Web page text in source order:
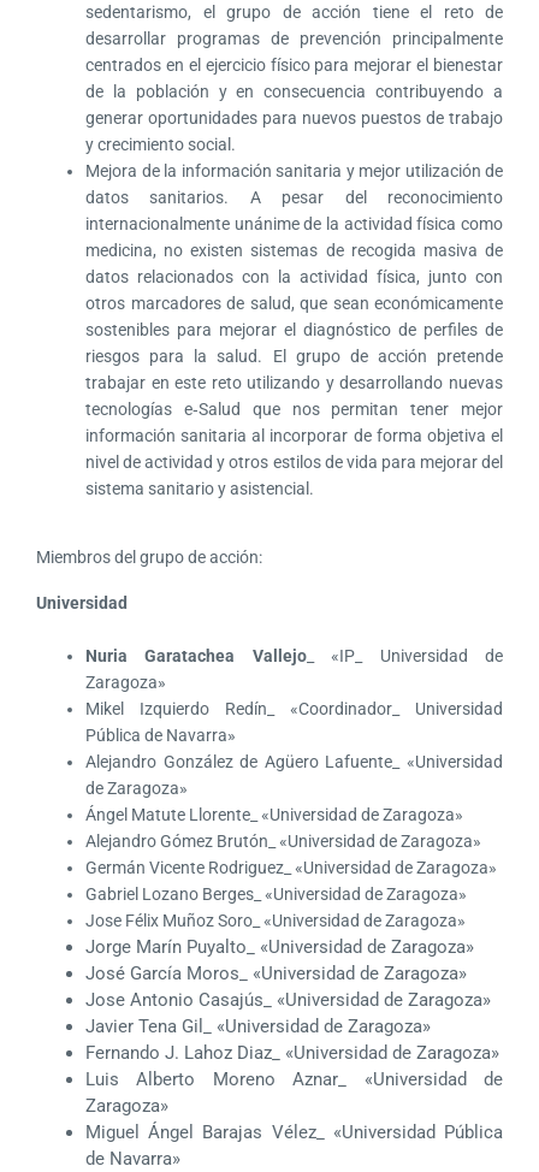
sedentarismo, el grupo de acción tiene el reto de
desarrollar programas de prevención principalmente
centrados en el ejercicio físico para mejorar el bienestar
de la población y en consecuencia contribuyendo a
generar oportunidades para nuevos puestos de trabajo
y crecimiento social.
Mejora de la información sanitaria y mejor utilización de
datos sanitarios. A pesar del reconocimiento
internacionalmente unánime de la actividad física como
medicina, no existen sistemas de recogida masiva de
datos relacionados con la actividad física, junto con
otros marcadores de salud, que sean económicamente
sostenibles para mejorar el diagnóstico de perfiles de
riesgos para la salud. El grupo de acción pretende
trabajar en este reto utilizando y desarrollando nuevas
tecnologías e‐Salud que nos permitan tener mejor
información sanitaria al incorporar de forma objetiva el
nivel de actividad y otros estilos de vida para mejorar del
sistema sanitario y asistencial.
Miembros del grupo de acción:
Universidad
Nuria Garatachea Vallejo_ «IP_ Universidad de
Zaragoza»
Mikel Izquierdo Redín_ «Coordinador_ Universidad
Pública de Navarra»
Alejandro González de Agüero Lafuente_ «Universidad
de Zaragoza»
Ángel Matute Llorente_ «Universidad de Zaragoza»
Alejandro Gómez Brutón_ «Universidad de Zaragoza»
Germán Vicente Rodriguez_ «Universidad de Zaragoza»
Gabriel Lozano Berges_ «Universidad de Zaragoza»
Jose Félix Muñoz Soro_ «Universidad de Zaragoza»
Jorge Marín Puyalto_ «Universidad de Zaragoza»
José García Moros_ «Universidad de Zaragoza»
Jose Antonio Casajús_ «Universidad de Zaragoza»
Javier Tena Gil_ «Universidad de Zaragoza»
Fernando J. Lahoz Diaz_ «Universidad de Zaragoza»
Luis Alberto Moreno Aznar_ «Universidad de
Zaragoza»
Miguel Ángel Barajas Vélez_ «Universidad Pública
de Navarra»